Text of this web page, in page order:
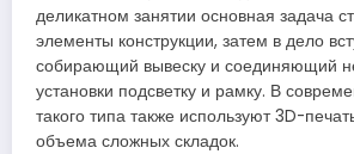
деликатном занятии основная задача
элементы конструкции, затем в дело
собирающий вывеску и соединяющий
установки подсветку и рамку. В
такого типа также используют 3D-
объема сложных складок.